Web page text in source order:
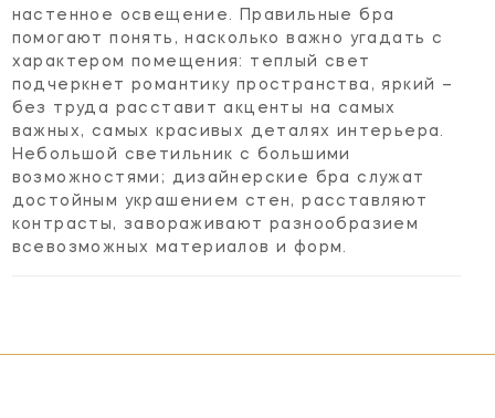
настенное освещение. Правильные бра
помогают понять, насколько важно угадать с
характером помещения: теплый свет
подчеркнет романтику пространства, яркий –
без труда расставит акценты на самых
важных, самых красивых деталях интерьера.
Небольшой светильник с большими
возможностями; дизайнерские бра служат
достойным украшением стен, расставляют
контрасты, завораживают разнообразием
всевозможных материалов и форм.